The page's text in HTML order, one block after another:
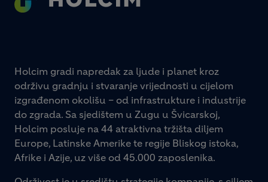
Holcim gradi napredak za ljude i planet kroz
održivu gradnju i stvaranje vrijednosti u cijelom
izgrađenom okolišu – od infrastrukture i industrije
do zgrada. Sa sjedištem u Zugu u Švicarskoj,
Holcim posluje na 44 atraktivna tržišta diljem
Europe, Latinske Amerike te regije Bliskog istoka,
Afrike i Azije, uz više od 45.000 zaposlenika.